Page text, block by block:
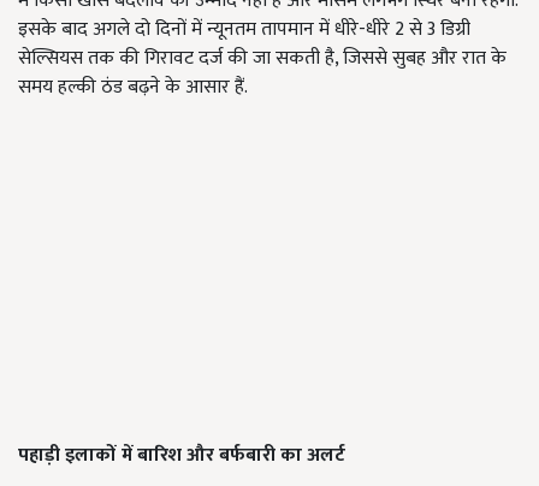
इसके बाद अगले दो दिनों में न्यूनतम तापमान में धीरे-धीरे 2 से 3 डिग्री
सेल्सियस तक की गिरावट दर्ज की जा सकती है, जिससे सुबह और रात के
समय हल्की ठंड बढ़ने के आसार हैं.
पहाड़ी इलाकों में बारिश और बर्फबारी का अलर्ट